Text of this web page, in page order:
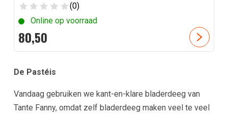
(0)
Online op voorraad
80,50
De Pastéis
Vandaag gebruiken we kant-en-klare bladerdeeg van
Tante Fanny, omdat zelf bladerdeeg maken veel te veel